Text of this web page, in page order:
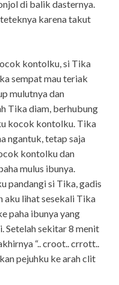
di balik dasternya.
karena takut
kontolku, si Tika
sempat mau teriak
mulutnya dan
Tika diam, berhubung
kocok kontolku. Tika
ngantuk, tetap saja
kontolku dan
mulus ibunya.
pandangi si Tika, gadis
aku lihat sesekali Tika
paha ibunya yang
Setelah sekitar 8 menit
“.. croot.. crrott..
pejuhku ke arah clit